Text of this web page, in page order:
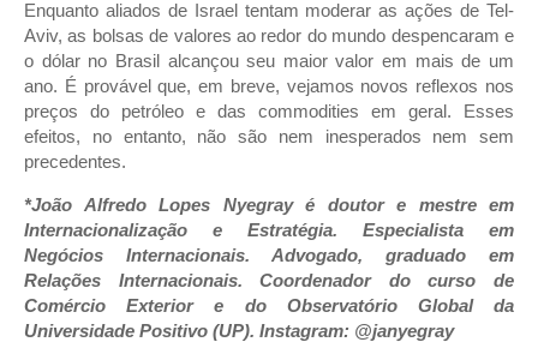
Enquanto aliados de Israel tentam moderar as ações de Tel-
Aviv, as bolsas de valores ao redor do mundo despencaram e
o dólar no Brasil alcançou seu maior valor em mais de um
ano. É provável que, em breve, vejamos novos reflexos nos
preços do petróleo e das commodities em geral. Esses
efeitos, no entanto, não são nem inesperados nem sem
precedentes.
*João Alfredo Lopes Nyegray é doutor e mestre em
Internacionalização e Estratégia. Especialista em
Negócios Internacionais. Advogado, graduado em
Relações Internacionais. Coordenador do curso de
Comércio Exterior e do Observatório Global da
Universidade Positivo (UP). Instagram: @janyegray